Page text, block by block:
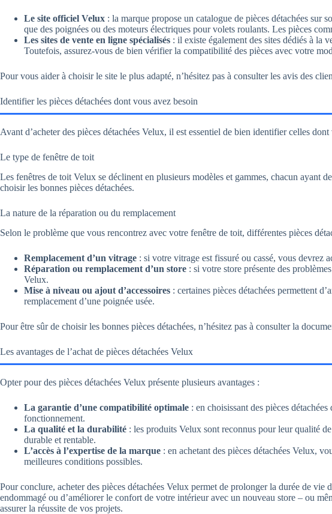
Le site officiel Velux : la marque propose un catalogue de pièces détachées sur
que des poignées ou des moteurs électriques pour volets roulants. Les pièces
Les sites de vente en ligne spécialisés : il existe également des sites dédiés à la
Toutefois, assurez-vous de bien vérifier la compatibilité des pièces avec votre
Pour vous aider à choisir le site le plus adapté, n’hésitez pas à consulter les avis des
Identifier les pièces détachées dont vous avez besoin
Avant d’acheter des pièces détachées Velux, il est essentiel de bien identifier celles
Le type de fenêtre de toit
Les fenêtres de toit Velux se déclinent en plusieurs modèles et gammes, chacun ayant
choisir les bonnes pièces détachées.
La nature de la réparation ou du remplacement
Selon le problème que vous rencontrez avec votre fenêtre de toit, différentes pièces
Remplacement d’un vitrage : si votre vitrage est fissuré ou cassé, vous devrez
Réparation ou remplacement d’un store : si votre store présente des
Velux.
Mise à niveau ou ajout d’accessoires : certaines pièces détachées permettent
remplacement d’une poignée usée.
Pour être sûr de choisir les bonnes pièces détachées, n’hésitez pas à consulter la
Les avantages de l’achat de pièces détachées Velux
Opter pour des pièces détachées Velux présente plusieurs avantages :
La garantie d’une compatibilité optimale : en choisissant des pièces
fonctionnement.
La qualité et la durabilité : les produits Velux sont reconnus pour leur qualité
durable et rentable.
L’accès à l’expertise de la marque : en achetant des pièces détachées Velux,
meilleures conditions possibles.
Pour conclure, acheter des pièces détachées Velux permet de prolonger la durée de
endommagé ou d’améliorer le confort de votre intérieur avec un nouveau store – ou
assurer la réussite de vos projets.